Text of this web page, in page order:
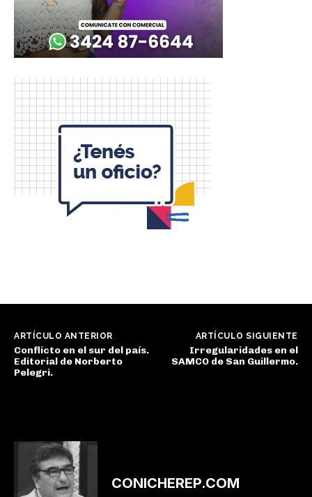
ARTÍCULO ANTERIOR
Conflicto en el sur del país.
Editorial de Norberto
Pelegri.
ARTÍCULO SIGUIENTE
Irregularidades en el
SAMCO de San Guillermo.
CONICHEREP.COM